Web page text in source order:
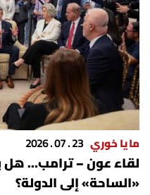
مايا خوري 23 . 07 . 2026
لقاء عون – ترامب… هل
«الساحة» إلى الدولة؟